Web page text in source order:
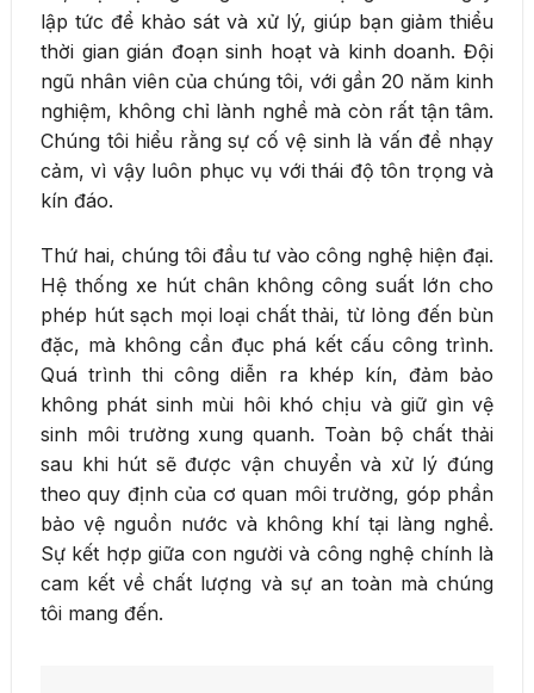
lập tức để khảo sát và xử lý, giúp bạn giảm thiểu
thời gian gián đoạn sinh hoạt và kinh doanh. Đội
ngũ nhân viên của chúng tôi, với gần 20 năm kinh
nghiệm, không chỉ lành nghề mà còn rất tận tâm.
Chúng tôi hiểu rằng sự cố vệ sinh là vấn đề nhạy
cảm, vì vậy luôn phục vụ với thái độ tôn trọng và
kín đáo.
Thứ hai, chúng tôi đầu tư vào công nghệ hiện đại.
Hệ thống xe hút chân không công suất lớn cho
phép hút sạch mọi loại chất thải, từ lỏng đến bùn
đặc, mà không cần đục phá kết cấu công trình.
Quá trình thi công diễn ra khép kín, đảm bảo
không phát sinh mùi hôi khó chịu và giữ gìn vệ
sinh môi trường xung quanh. Toàn bộ chất thải
sau khi hút sẽ được vận chuyển và xử lý đúng
theo quy định của cơ quan môi trường, góp phần
bảo vệ nguồn nước và không khí tại làng nghề.
Sự kết hợp giữa con người và công nghệ chính là
cam kết về chất lượng và sự an toàn mà chúng
tôi mang đến.